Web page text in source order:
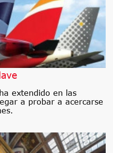
extendido en las
a probar a acercarse